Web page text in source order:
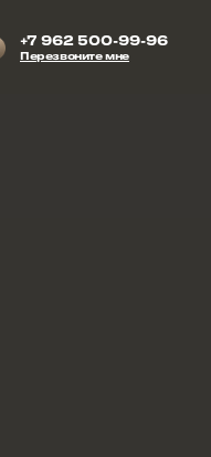
+7 962 500-99-96
Перезвоните мне